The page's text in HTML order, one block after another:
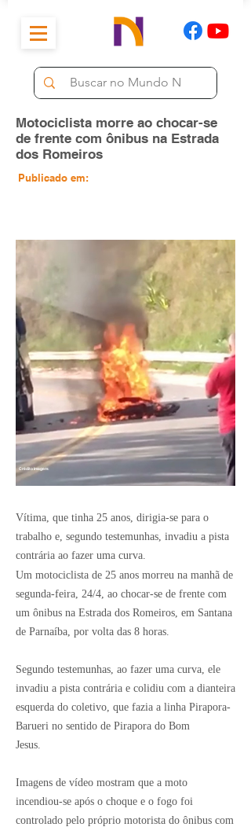
Motociclista morre ao chocar-se
de frente com ônibus na Estrada
dos Romeiros
Publicado em:
Crédito Imagem:
Vítima, que tinha 25 anos, dirigia-se para o
trabalho e, segundo testemunhas, invadiu a pista
contrária ao fazer uma curva.
Um motociclista de 25 anos morreu na manhã de
segunda-feira, 24/4, ao chocar-se de frente com
um ônibus na Estrada dos Romeiros, em Santana
de Parnaíba, por volta das 8 horas.
Segundo testemunhas, ao fazer uma curva, ele
invadiu a pista contrária e colidiu com a dianteira
esquerda do coletivo, que fazia a linha Pirapora-
Barueri no sentido de Pirapora do Bom
Jesus.
Imagens de vídeo mostram que a moto
incendiou-se após o choque e o fogo foi
controlado pelo próprio motorista do ônibus com